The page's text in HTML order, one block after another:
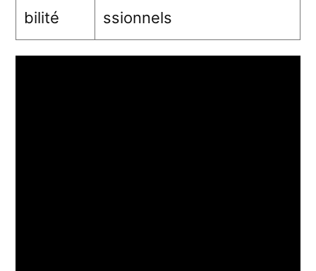
bilité ssionnels